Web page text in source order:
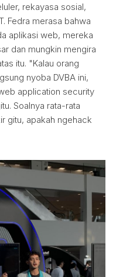
rekayasa sosial,
Fedra merasa bahwa
aplikasi web, mereka
dan mungkin mengira
itu. "Kalau orang
nyoba DVBA ini,
application security
Soalnya rata-rata
gitu, apakah ngehack